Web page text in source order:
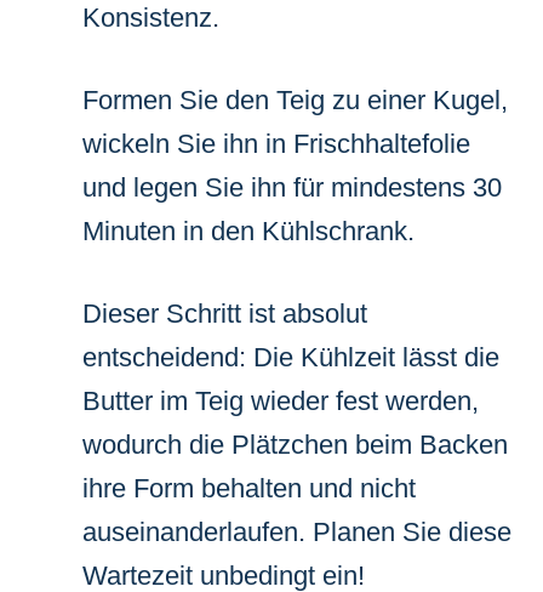
Konsistenz.
Formen Sie den Teig zu einer Kugel,
wickeln Sie ihn in Frischhaltefolie
und legen Sie ihn für mindestens 30
Minuten in den Kühlschrank.
Dieser Schritt ist absolut
entscheidend: Die Kühlzeit lässt die
Butter im Teig wieder fest werden,
wodurch die Plätzchen beim Backen
ihre Form behalten und nicht
auseinanderlaufen. Planen Sie diese
Wartezeit unbedingt ein!